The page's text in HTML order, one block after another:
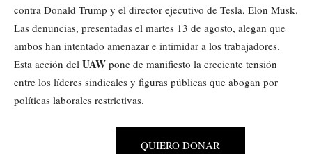
contra Donald Trump y el director ejecutivo de Tesla, Elon Musk.
Las denuncias, presentadas el martes 13 de agosto, alegan que
ambos han intentado amenazar e intimidar a los trabajadores.
Esta acción del UAW pone de manifiesto la creciente tensión
entre los líderes sindicales y figuras públicas que abogan por
políticas laborales restrictivas.
QUIERO DONAR